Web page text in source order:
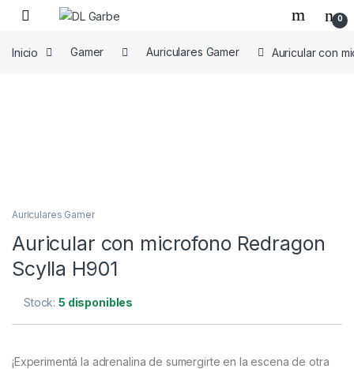
0
Inicio Gamer Auriculares Gamer Auricular con
Auriculares Gamer
Auricular con microfono Redragon
Scylla H901
Stock:5 disponibles
¡Experimentá la adrenalina de sumergirte en la escena de otra